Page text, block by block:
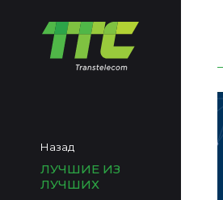
Назад
ЛУЧШИЕ ИЗ
ЛУЧШИХ